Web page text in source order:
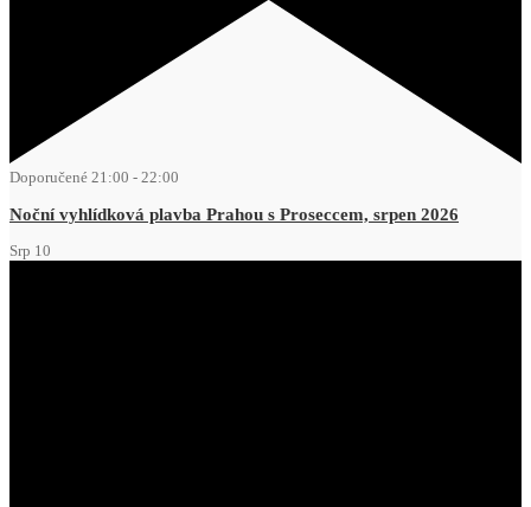
Doporučené 21:00 - 22:00
Noční vyhlídková plavba Prahou s Proseccem, srpen 2026
Srp 10